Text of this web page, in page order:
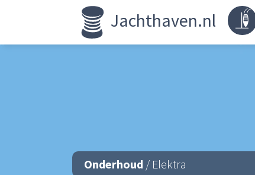
Jachthaven.nl
Onderhoud / Elektra